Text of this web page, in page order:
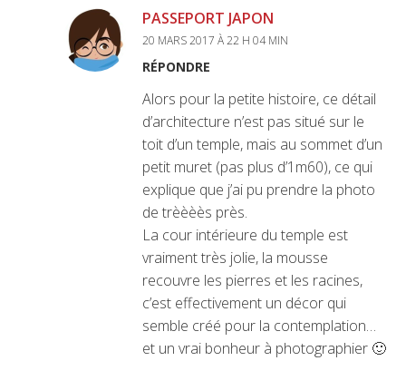
PASSEPORT JAPON
20 MARS 2017 À 22 H 04 MIN
RÉPONDRE
Alors pour la petite histoire, ce détail
d’architecture n’est pas situé sur le
toit d’un temple, mais au sommet d’un
petit muret (pas plus d’1m60), ce qui
explique que j’ai pu prendre la photo
de trèèèès près.
La cour intérieure du temple est
vraiment très jolie, la mousse
recouvre les pierres et les racines,
c’est effectivement un décor qui
semble créé pour la contemplation…
et un vrai bonheur à photographier 🙂